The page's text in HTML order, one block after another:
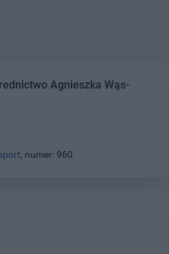
Agnieszka Wąs-
, numer: 960